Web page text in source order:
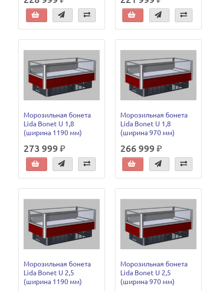
Морозильная бонета
Lida Bonet U 1,8
(ширина 1190 мм)
273 999 ₽
Морозильная бонета
Lida Bonet U 1,8
(ширина 970 мм)
266 999 ₽
Морозильная бонета
Lida Bonet U 2,5
(ширина 1190 мм)
Морозильная бонета
Lida Bonet U 2,5
(ширина 970 мм)